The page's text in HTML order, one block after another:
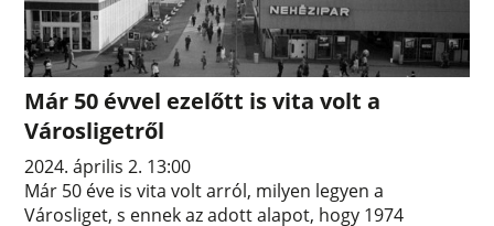
Már 50 évvel ezelőtt is vita volt a
Városligetről
2024. április 2. 13:00
Már 50 éve is vita volt arról, milyen legyen a
Városliget, s ennek az adott alapot, hogy 1974